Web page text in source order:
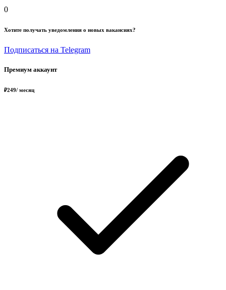
0
Хотите получать уведомления о новых вакансиях?
Подписаться на Telegram
Премиум аккаунт
₽249/ месяц